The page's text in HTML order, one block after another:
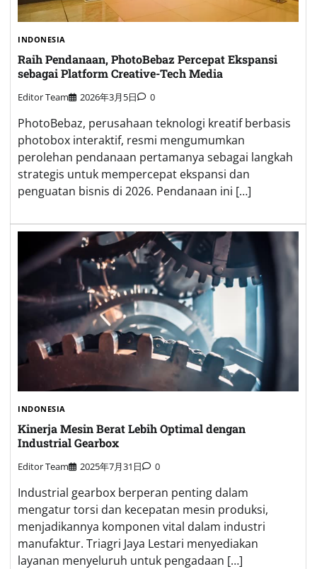
INDONESIA
Raih Pendanaan, PhotoBebaz Percepat Ekspansi
sebagai Platform Creative-Tech Media
Editor Team 2026年3月5日 0
PhotoBebaz, perusahaan teknologi kreatif berbasis
photobox interaktif, resmi mengumumkan
perolehan pendanaan pertamanya sebagai langkah
strategis untuk mempercepat ekspansi dan
penguatan bisnis di 2026. Pendanaan ini […]
INDONESIA
Kinerja Mesin Berat Lebih Optimal dengan
Industrial Gearbox
Editor Team 2025年7月31日 0
Industrial gearbox berperan penting dalam
mengatur torsi dan kecepatan mesin produksi,
menjadikannya komponen vital dalam industri
manufaktur. Triagri Jaya Lestari menyediakan
layanan menyeluruh untuk pengadaan […]